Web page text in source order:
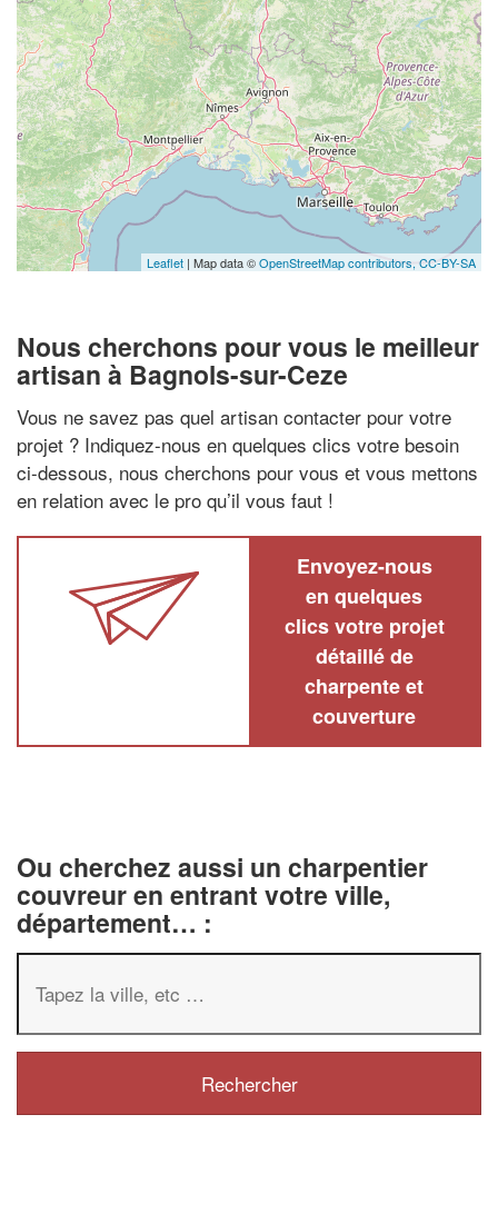
Leaflet | Map data ©OpenStreetMap contributors, CC-BY-SA
Nous cherchons pour vous le meilleur
artisan à Bagnols-sur-Ceze
Vous ne savez pas quel artisan contacter pour votre
projet ? Indiquez-nous en quelques clics votre besoin
ci-dessous, nous cherchons pour vous et vous mettons
en relation avec le pro qu’il vous faut !
Envoyez-nous
en quelques
clics votre projet
détaillé de
charpente et
couverture
Ou cherchez aussi un charpentier
couvreur en entrant votre ville,
département… :